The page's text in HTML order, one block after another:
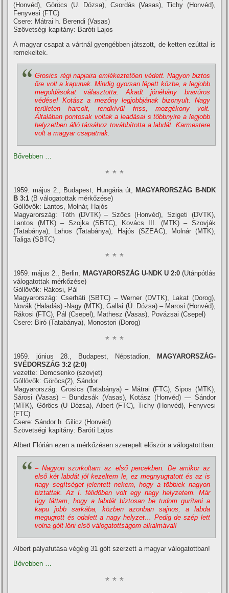
(Honvéd), Göröcs (U. Dózsa), Csordás (Vasas), Tichy (Honvéd),
Fenyvesi (FTC)
Csere: Mátrai h. Berendi (Vasas)
Szövetségi kapitány: Baróti Lajos
A magyar csapat a vártnál gyengébben játszott, de ketten ezúttal is
remekeltek.
Grosics régi napjaira emlékeztetően védett. Nagyon biztos
őre volt a kapunak. Mindig gyorsan lépett közbe, a legjobb
megoldásokat választotta. Akadt jónéhány bravúros
védése! Kotász a mezőny legjobbjának bizonyult. Nagy
területen harcolt, rendkí­vül friss, mozgékony volt.
Általában pontosak voltak a leadásai s többnyire a legjobb
helyzetben álló társához továbbí­totta a labdát. Karmestere
volt a magyar csapatnak.
Bővebben …
* * *
1959. május 2., Budapest, Hungária út, MAGYARORSZÁG B-NDK
B 3:1 (B válogatottak mérkőzése)
Góllövők: Lantos, Molnár, Hajós
Magyarország: Tóth (DVTK) – Szőcs (Honvéd), Szigeti (DVTK),
Lantos (MTK) – Szojka (SBTC), Kovács III. (MTK) – Szovják
(Tatabánya), Lahos (Tatabánya), Hajós (SZEAC), Molnár (MTK),
Taliga (SBTC)
* * *
1959. május 2., Berlin, MAGYARORSZÁG U-NDK U 2:0(Utánpótlás
válogatottak mérkőzése)
Góllövők: Rákosi, Pál
Magyarország: Cserháti (SBTC) – Werner (DVTK), Lakat (Dorog),
Novák (Haladás) -Nagy (MTK), Gallai (Ú. Dózsa) – Marosi (Honvéd),
Rákosi (FTC), Pál (Csepel), Mathesz (Vasas), Povázsai (Csepel)
Csere: Biró (Tatabánya), Monostori (Dorog)
* * *
1959. június 28., Budapest, Népstadion,
MAGYARORSZÁG-
SVÉDORSZÁG 3:2 (2:0)
vezette: Demcsenko (szovjet)
Góllövők: Göröcs(2), Sándor
Magyarország: Grosics (Tatabánya) – Mátrai (FTC), Sipos (MTK),
Sárosi (Vasas) – Bundzsák (Vasas), Kotász (Honvéd) — Sándor
(MTK), Göröcs (U Dózsa), Albert (FTC), Tichy (Honvéd), Fenyvesi
(FTC)
Csere: Sándor h. Gilicz (Honvéd)
Szövetségi kapitány: Baróti Lajos
Albert Flórián ezen a mérkőzésen szerepelt először a válogatottban:
– Nagyon szurkoltam az első percekben. De amikor az
első két labdát jól kezeltem le, ez megnyugtatott és az is
nagy segí­tséget jelentett nekem, hogy a többiek nagyon
biztattak. Az I. félidőben volt egy nagy helyzetem. Már
úgy láttam, hogy a labdát biztosan be tudom gurí­tani a
kapu jobb sarkába, közben azonban sajnos, a labda
megugrott és odalett a nagy helyzet… Pedig de szép lett
volna gólt lőni első válogatottságom alkalmával!
Albert pályafutása végéig 31 gólt szerzett a magyar válogatottban!
Bővebben …
* * *